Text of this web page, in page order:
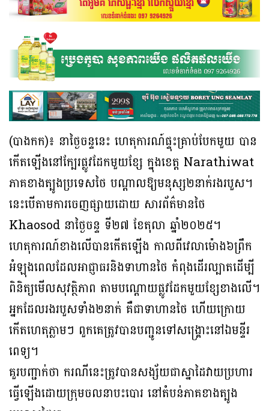
(បាងកក)៖ នាថ្ងៃចន្ទនេះ ហេតុការណ៍ផ្ទុះគ្រាប់បែកមួយ បាន
កើតឡើងនៅក្បែរផ្លូវដែកមួយខ្សែ ក្នុងខេត្ត Narathiwat
ភាគខាងត្បូងប្រទេសថៃ បណ្តាលឱ្យមនុស្ស២នាក់រងរបួស។
នេះបើតាមការចេញផ្សាយដោយ សារព័ត៌មានថៃ
Khaosod នាថ្ងៃចន្ទ ទី២៧ ខែតុលា ឆ្នាំ២០២៥។
ហេតុការណ៍ខាងលើបានកើតឡើង កាលពីវេលាម៉ោង៦ព្រឹក
អំឡុងពេលដែលអាជ្ញាធរនិងទាហានថៃ កំពុងដើរល្បាតដើម្បី
ពិនិត្យមើលសុវត្ថិភាព តាមបណ្តោយផ្លូវដែកមួយខ្សែខាងលើ។
អ្នកដែលរងរបួសទាំង២នាក់ គឺជាទាហានថៃ ហើយក្រោយ
កើតហេតុភ្លាមៗ ពួកគេត្រូវបានបញ្ជូនទៅសង្រ្គោះនៅឯមន្ទីរ
ពេទ្យ។
គួរបញ្ជាក់ថា ករណីនេះត្រូវបានសង្ស័យជាស្នាដៃវាយប្រហារ
ធ្វើឡើងដោយក្រុមចលនាបះបោរ នៅតំបន់ភាគខាងត្បូង